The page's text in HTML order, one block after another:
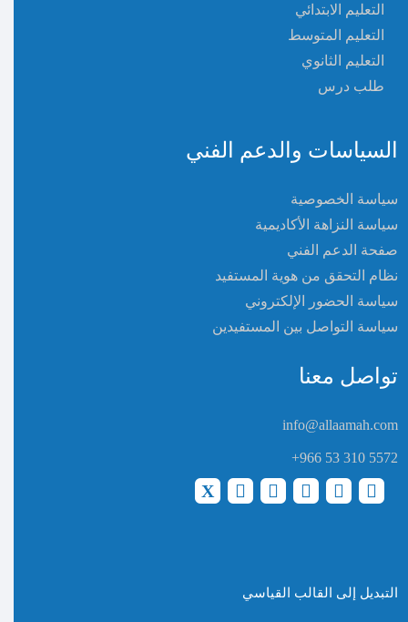
التعليم الابتدائي
التعليم المتوسط
التعليم الثانوي
طلب درس
السياسات والدعم الفني
سياسة الخصوصية
سياسة النزاهة الأكاديمية
صفحة الدعم الفني
نظام التحقق من هوية المستفيد
سياسة الحضور الإلكتروني
سياسة التواصل بين المستفيدين
تواصل معنا
info@allaamah.com
+966 53 310 5572
التبديل إلى القالب القياسي